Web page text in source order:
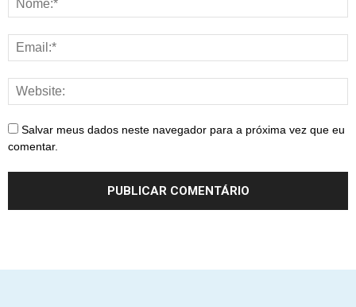
Salvar meus dados neste navegador para a próxima vez que eu
comentar.